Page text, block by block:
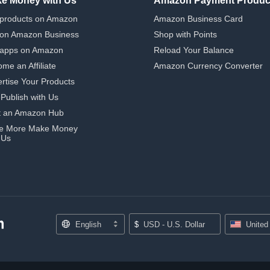
on Amazon
Amazon Business
on Amazon
an Affiliate
Your Products
with Us
an Amazon Hub
More Make Money
Amazon Business Card
Shop with Points
Reload Your Balance
Amazon Currency Converter
English $ USD - U.S. Dollar